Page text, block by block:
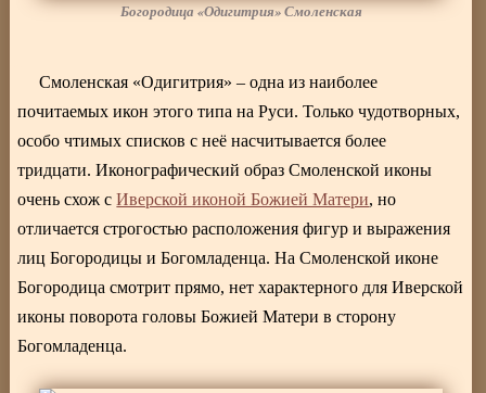
Богородица «Одигитрия» Смоленская
Смоленская «Одигитрия» – одна из наиболее
почитаемых икон этого типа на Руси. Только чудотворных,
особо чтимых списков с неё насчитывается более
тридцати. Иконографический образ Смоленской иконы
очень схож сИверской иконой Божией Матери, но
отличается строгостью расположения фигур и выражения
лиц Богородицы и Богомладенца. На Смоленской иконе
Богородица смотрит прямо, нет характерного для Иверской
иконы поворота головы Божией Матери в сторону
Богомладенца.